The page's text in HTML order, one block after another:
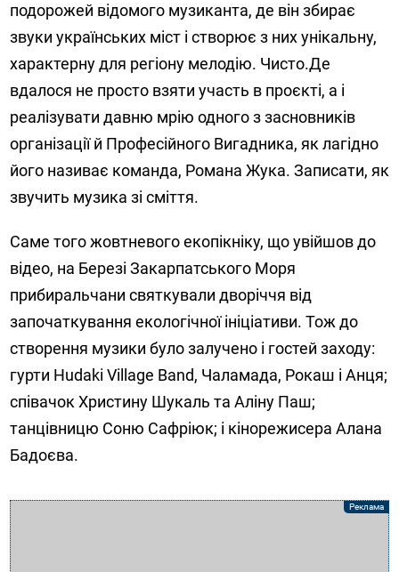
подорожей відомого музиканта, де він збирає
звуки українських міст і створює з них унікальну,
характерну для регіону мелодію. Чисто.Де
вдалося не просто взяти участь в проєкті, а і
реалізувати давню мрію одного з засновників
організації й Професійного Вигадника, як лагідно
його називає команда, Романа Жука. Записати, як
звучить музика зі сміття.
Саме того жовтневого екопікніку, що увійшов до
відео, на Березі Закарпатського Моря
прибиральчани святкували дворіччя від
започаткування екологічної ініціативи. Тож до
створення музики було залучено і гостей заходу:
гурти Hudaki Village Band, Чаламада, Рокаш і Анця;
співачок Христину Шукаль та Аліну Паш;
танцівницю Соню Сафріюк; і кінорежисера Алана
Бадоєва.